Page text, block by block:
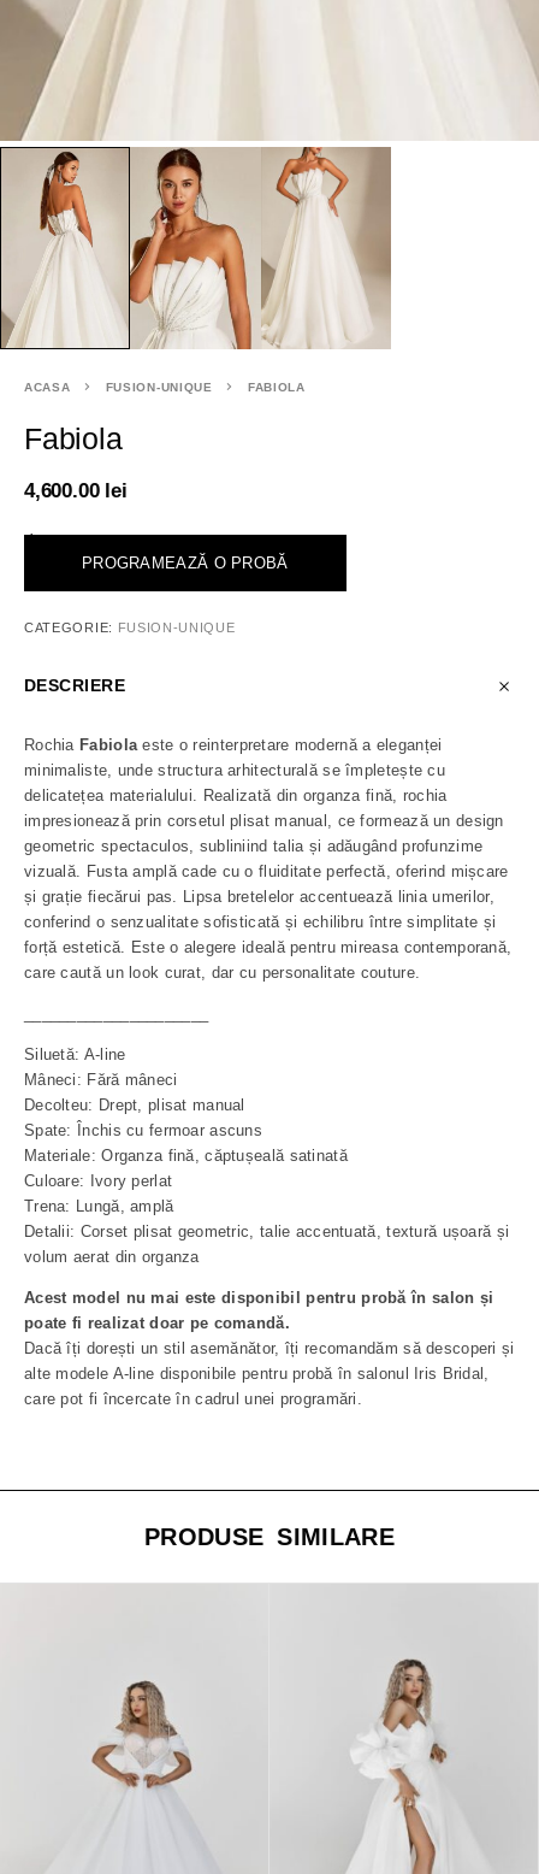
ACASA FUSION-UNIQUE FABIOLA
Fabiola
4,600.00 lei
<
PROGRAMEAZĂ O PROBĂ
CATEGORIE: FUSION-UNIQUE
DESCRIERE
Rochia Fabiolaeste o reinterpretare modernă a eleganței
minimaliste, unde structura arhitecturală se împletește cu
delicatețea materialului. Realizată din organza fină, rochia
impresionează prin corsetul plisat manual, ce formează un design
geometric spectaculos, subliniind talia și adăugând profunzime
vizuală. Fusta amplă cade cu o fluiditate perfectă, oferind mișcare
și grație fiecărui pas. Lipsa bretelelor accentuează linia umerilor,
conferind o senzualitate sofisticată și echilibru între simplitate și
forță estetică. Este o alegere ideală pentru mireasa contemporană,
care caută un look curat, dar cu personalitate couture.
Siluetă: A-line
Mâneci: Fără mâneci
Decolteu: Drept, plisat manual
Spate: Închis cu fermoar ascuns
Materiale: Organza fină, căptușeală satinată
Culoare: Ivory perlat
Trena: Lungă, amplă
Detalii: Corset plisat geometric, talie accentuată, textură ușoară și
volum aerat din organza
Acest model nu mai este disponibil pentru probă în salon și
poate fi realizat doar pe comandă.
Dacă îți dorești un stil asemănător, îți recomandăm să descoperi și
alte modele A-line disponibile pentru probă în salonul Iris Bridal,
care pot fi încercate în cadrul unei programări.
PRODUSE SIMILARE